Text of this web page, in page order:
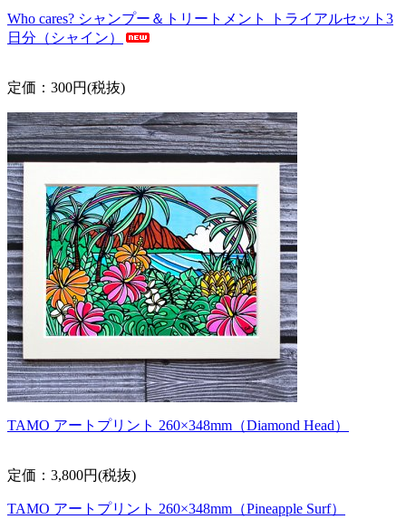
Who cares? シャンプー＆トリートメント トライアルセット3
日分（シャイン）
定価：300円(税抜)
TAMO アートプリント 260×348mm（Diamond Head）
定価：3,800円(税抜)
TAMO アートプリント 260×348mm（Pineapple Surf）